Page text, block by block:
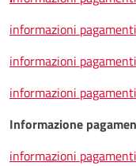
informazioni
informazioni
informazioni
Informazione
informazioni